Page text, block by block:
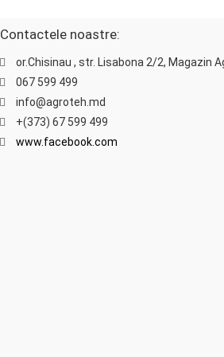
Contactele noastre:
or.Chisinau , str. Lisabona 2/2, Magazin
067 599 499
info@agroteh.md
+(373) 67 599 499
www.facebook.com